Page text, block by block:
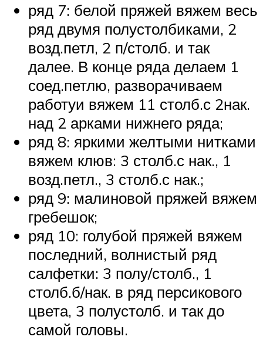
ряд 7: белой пряжей вяжем весь
ряд двумя полустолбиками, 2
возд.петл, 2 п/столб. и так
далее. В конце ряда делаем 1
соед.петлю, разворачиваем
работуи вяжем 11 столб.с 2нак.
над 2 арками нижнего ряда;
ряд 8: яркими желтыми нитками
вяжем клюв: 3 столб.с нак., 1
возд.петл., 3 столб.с нак.;
ряд 9: малиновой пряжей вяжем
гребешок;
ряд 10: голубой пряжей вяжем
последний, волнистый ряд
салфетки: 3 полу/столб., 1
столб.б/нак. в ряд персикового
цвета, 3 полустолб. и так до
самой головы.